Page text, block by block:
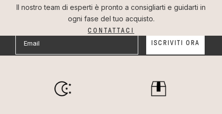
Il nostro team di esperti è pronto a consigliarti e guidarti in
ogni fase del tuo acquisto.
CONTATTACI
Email
ISCRIVITI ORA